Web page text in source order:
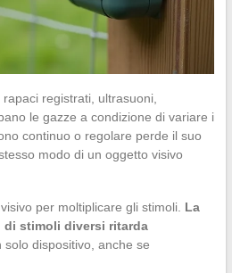
registrati, ultrasuoni,
le gazze a condizione di variare i
continuo o regolare perde il suo
modo di un oggetto visivo
per moltiplicare gli stimoli. La
stimoli diversi ritarda
dispositivo, anche se